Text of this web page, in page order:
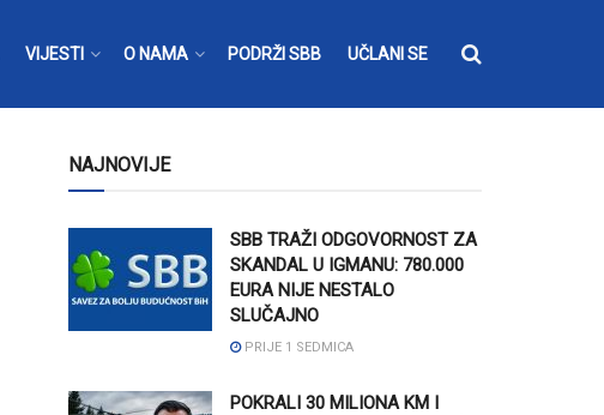
VIJESTI O NAMA PODRŽI SBB UČLANI SE
NAJNOVIJE
SBB TRAŽI ODGOVORNOST ZA
SKANDAL U IGMANU: 780.000
EURA NIJE NESTALO
SLUČAJNO
PRIJE 1 SEDMICA
POKRALI 30 MILIONA KM I